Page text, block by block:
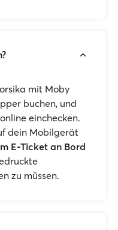
mit Moby
buchen, und
einchecken.
dein Mobilgerät
E-Ticket an Bord
zu müssen.